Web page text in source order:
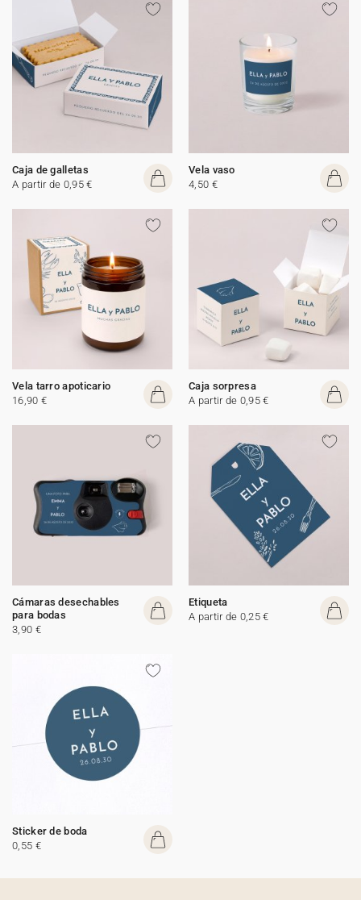
Caja de galletas
A partir de 0,95 €
Vela vaso
4,50 €
Vela tarro apoticario
16,90 €
Caja sorpresa
A partir de 0,95 €
Cámaras desechables
para bodas
3,90 €
Etiqueta
A partir de 0,25 €
Sticker de boda
0,55 €